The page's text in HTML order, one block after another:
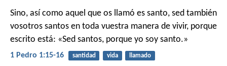
Sino, así como aquel que os llamó es santo, sed también
vosotros santos en toda vuestra manera de vivir, porque
escrito está: «Sed santos, porque yo soy santo.»
1 Pedro 1:15-16 santidad vida llamado